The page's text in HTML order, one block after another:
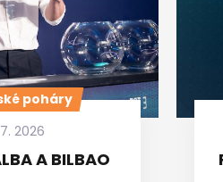
poháry
2026
A BILBAO